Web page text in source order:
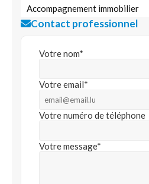
Accompagnement immobilier
Immobilier à usage
Immobilier d’entreprise
Contact professionnel
Votre nom*
Votre email*
Votre numéro de téléphone
Votre message*